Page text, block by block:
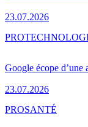
23.07.2026
Google écope d’une
23.07.2026
PRO
PROSANTÉ